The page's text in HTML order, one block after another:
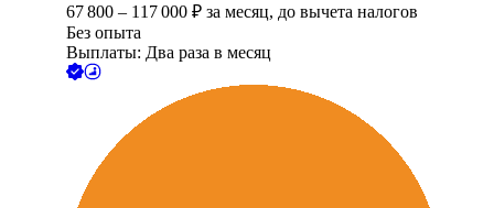
67 800 – 117 000 ₽ за месяц, до вычета налогов
Без опыта
Выплаты: Два раза в месяц